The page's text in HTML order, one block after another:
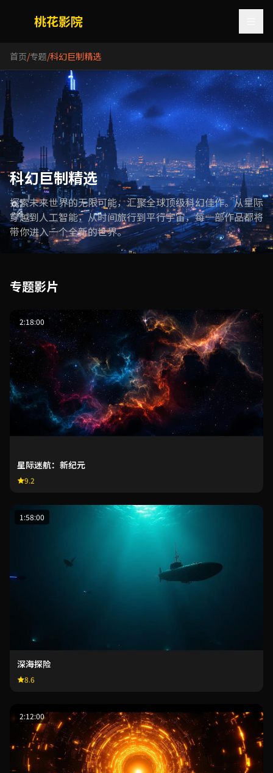
桃花影院
首页/专题/科幻巨制精选
科幻巨制精选
探索未来世界的无限可能，汇聚全球顶级科幻佳作。从星际
穿越到人工智能，从时间旅行到平行宇宙，每一部作品都将
带你进入一个全新的世界。
专题影片
2:18:00
星际迷航：新纪元
9.2
1:58:00
深海探险
8.6
2:12:00